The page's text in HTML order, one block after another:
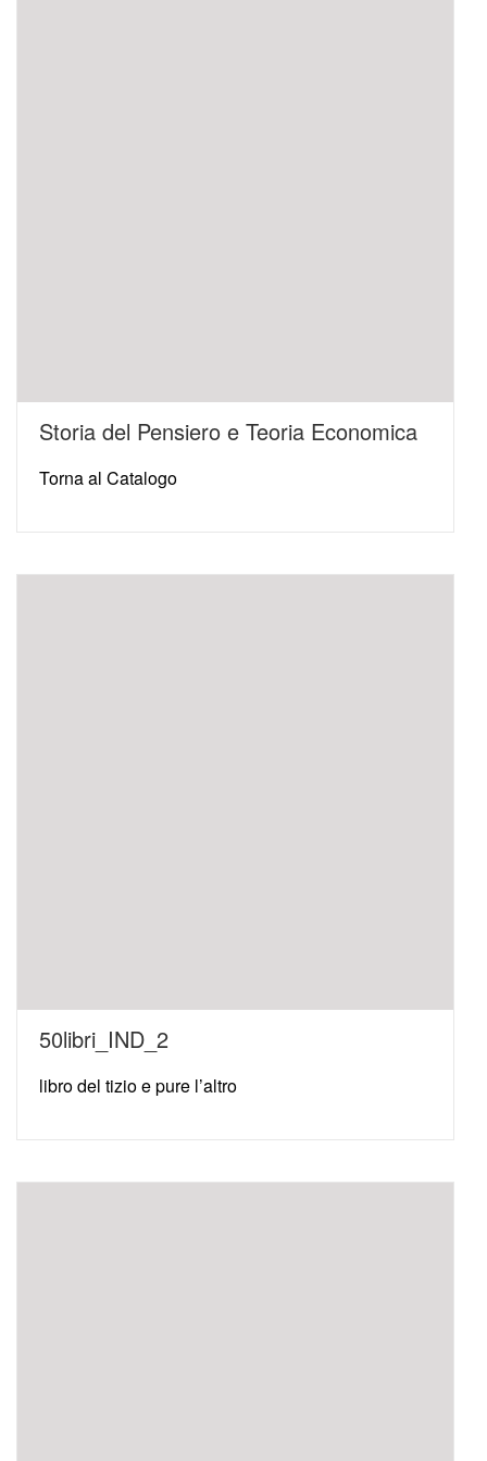
Storia del Pensiero e Teoria Economica
Torna al Catalogo
50libri_IND_2
libro del tizio e pure l’altro